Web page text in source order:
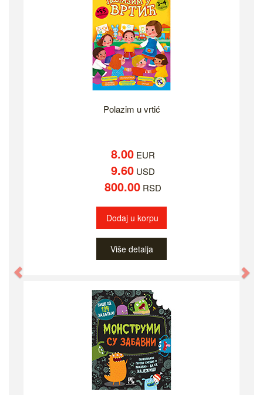
Polazim u vrtić
8.00 EUR
9.60 USD
800.00 RSD
Dodaj u korpu
Više detalja